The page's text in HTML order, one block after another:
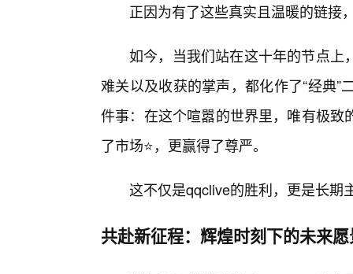
正因为有了这些真实且温暖的链接
如今，当我们站在这十年的节点上
难关以及收获的掌声，都化作了“经典
件事：在这个喧嚣的世界里，唯有极
了市场⭐，更赢得了尊严。
这不仅是qqclive的胜利，更是长期
共赴新征程：辉煌时刻下的未来